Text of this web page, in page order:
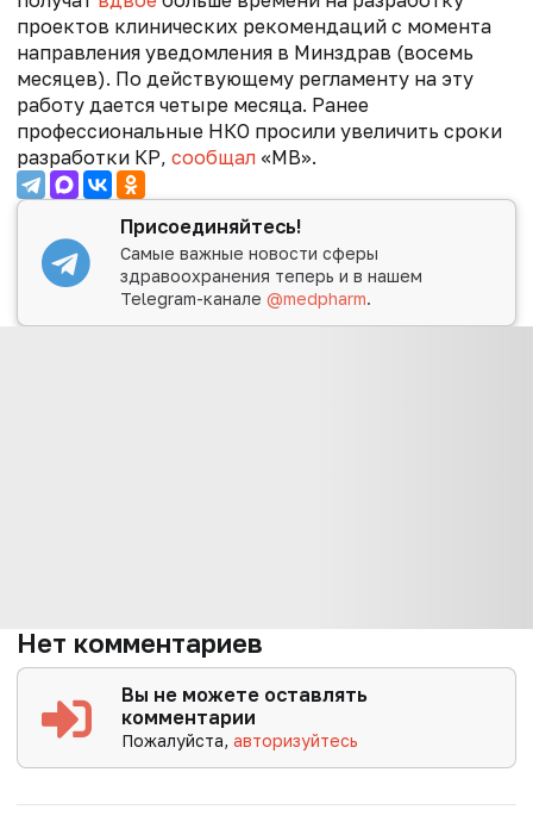
проектов клинических рекомендаций с момента
направления уведомления в Минздрав (восемь
месяцев). По действующему регламенту на эту
работу дается четыре месяца. Ранее
профессиональные НКО просили увеличить сроки
разработки КР, сообщал «МВ».
Присоединяйтесь!
Самые важные новости сферы
здравоохранения теперь и в нашем
Telegram-канале@medpharm.
Нет комментариев
Вы не можете оставлять
комментарии
Пожалуйста,авторизуйтесь